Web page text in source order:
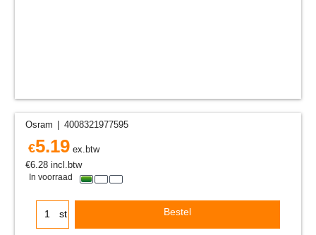
Osram 4008321977595
€5.19 ex.btw
€6.28 incl.btw
In voorraad
st Bestel